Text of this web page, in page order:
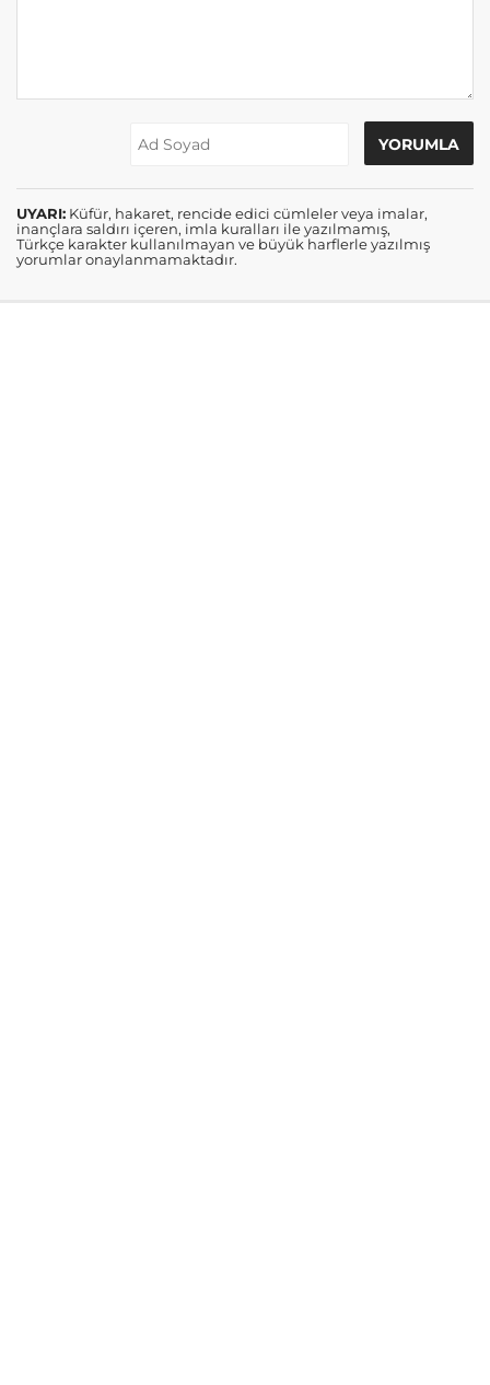
UYARI: Küfür, hakaret, rencide edici cümleler veya imalar,
inançlara saldırı içeren, imla kuralları ile yazılmamış,
Türkçe karakter kullanılmayan ve büyük harflerle yazılmış
yorumlar onaylanmamaktadır.